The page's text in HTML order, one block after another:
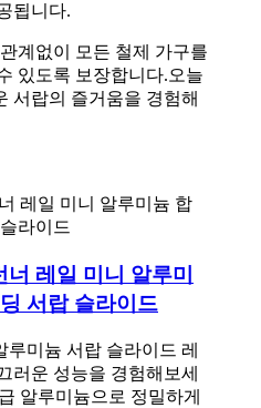
됩니다.
계없이 모든 철제 가구를
있도록 보장합니다.오늘
서랍의 즐거움을 경험해
레일 미니 알루미
서랍 슬라이드
루미늄 서랍 슬라이드 레
러운 성능을 경험해보세
알루미늄으로 정밀하게